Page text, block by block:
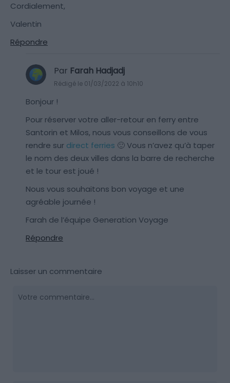
Cordialement,
Valentin
Répondre
Par Farah Hadjadj
Rédigé le 01/03/2022 à 10h10
Bonjour !
Pour réserver votre aller-retour en ferry entre
Santorin et Milos, nous vous conseillons de vous
rendre sur direct ferries 🙂 Vous n’avez qu’à taper
le nom des deux villes dans la barre de recherche
et le tour est joué !
Nous vous souhaitons bon voyage et une
agréable journée !
Farah de l’équipe Generation Voyage
Répondre
Laisser un commentaire